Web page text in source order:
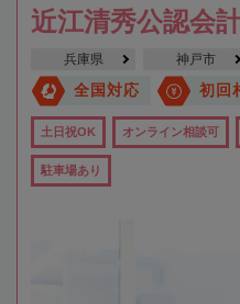
近江清秀公認会
兵庫県 神戸市
全国対応 初回
土日祝OK オンライン相談可
駐車場あり